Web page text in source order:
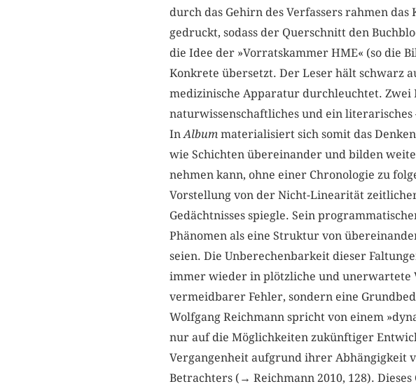
durch das Gehirn des Verfassers rahmen
gedruckt, sodass der Querschnitt den
die Idee der »Vorratskammer HME« (so die
Konkrete übersetzt. Der Leser hält schwarz
medizinische Apparatur durchleuchtet. Zwei
naturwissenschaftliches und ein
InAlbummaterialisiert sich somit das
wie Schichten übereinander und bilden
nehmen kann, ohne einer Chronologie zu
Vorstellung von der Nicht-Linearität
Gedächtnisses spiegle. Sein
Phänomen als eine Struktur von
seien. Die Unberechenbarkeit dieser
immer wieder in plötzliche und unerwartete
vermeidbarer Fehler, sondern eine
Wolfgang Reichmann spricht von einem
nur auf die Möglichkeiten zukünftiger
Vergangenheit aufgrund ihrer Abhängigkeit
Betrachters (→ Reichmann 2010, 128).